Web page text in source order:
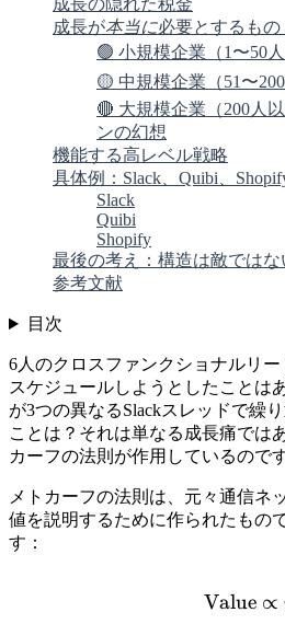
成長の隠れた税金
成長が本当に必要とするもの
🟢 小規模企業（1〜50
🟡 中規模企業（51〜
🔴 大規模企業（200人
ンの幻想
機能する高レベル戦略
具体例：Slack、Quibi、
Slack
Quibi
Shopify
最後の考え：構造は敵ではな
参考文献
目次
6人のクロスファンクショナルリ
スケジュールしようとしたことは
が3つの異なるSlackスレッドで繰
ことは？それは単なる成長痛では
カーフの法則が作用しているのです
メトカーフの法則は、元々通信ネ
値を説明するために作られたもの
す：
Value ∝